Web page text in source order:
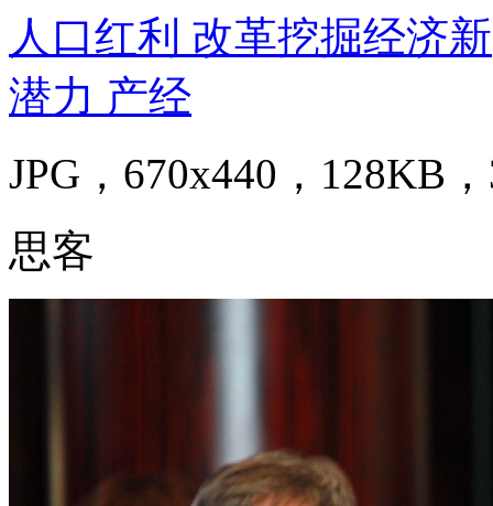
JPG，670x440，128KB
思客